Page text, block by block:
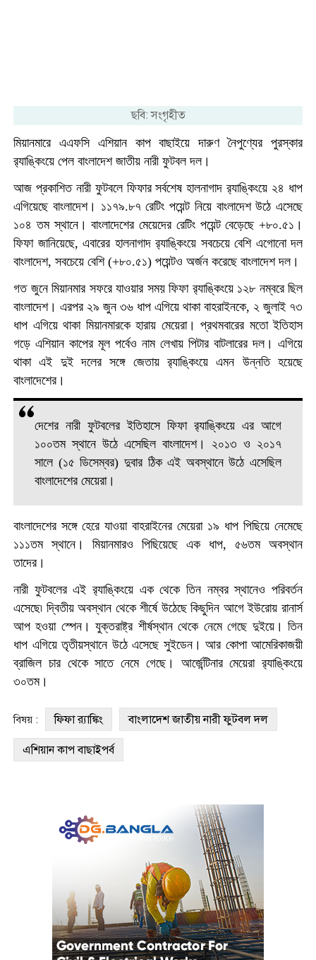
ছবি: সংগৃহীত
মিয়ানমারে এএফসি এশিয়ান কাপ বাছাইয়ে দারুণ নৈপুণ্যের পুরস্কার
র‍্যাঙ্কিংয়ে পেল বাংলাদেশ জাতীয় নারী ফুটবল দল।
আজ প্রকাশিত নারী ফুটবলে ফিফার সর্বশেষ হালনাগাদ র‍্যাঙ্কিংয়ে ২৪ ধাপ
এগিয়েছে বাংলাদেশ। ১১৭৯.৮৭ রেটিং পয়েন্ট নিয়ে বাংলাদেশ উঠে এসেছে
১০৪ তম স্থানে। বাংলাদেশের মেয়েদের রেটিং পয়েন্ট বেড়েছে ‍+৮০.৫১।
ফিফা জানিয়েছে, এবারের হালনাগাদ র‌্যাঙ্কিংয়ে সবচেয়ে বেশি এগোনো দল
বাংলাদেশ, সবচেয়ে বেশি (‍+৮০.৫১) পয়েন্টও অর্জন করেছে বাংলাদেশ দল।
গত জুনে মিয়ানমার সফরে যাওয়ার সময় ফিফা র‍্যাঙ্কিংয়ে ১২৮ নম্বরে ছিল
বাংলাদেশ। এরপর ২৯ জুন ৩৬ ধাপ এগিয়ে থাকা বাহরাইনকে, ২ জুলাই ৭৩
ধাপ এগিয়ে থাকা মিয়ানমারকে হারায় মেয়েরা। প্রথমবারের মতো ইতিহাস
গড়ে এশিয়ান কাপের মূল পর্বেও নাম লেখায় পিটার বাটলারের দল। এগিয়ে
থাকা এই দুই দলের সঙ্গে জেতায় র‌্যাঙ্কিংয়ে এমন উন্নতি হয়েছে
বাংলাদেশের।
দেশের নারী ফুটবলের ইতিহাসে ফিফা র‌্যাঙ্কিংয়ে এর আগে
১০০তম স্থানে উঠে এসেছিল বাংলাদেশ। ২০১৩ ও ২০১৭
সালে (১৫ ডিসেম্বর) দুবার ঠিক এই অবস্থানে উঠে এসেছিল
বাংলাদেশের মেয়েরা।
বাংলাদেশের সঙ্গে হেরে যাওয়া বাহরাইনের মেয়েরা ১৯ ধাপ পিছিয়ে নেমেছে
১১১তম স্থানে। মিয়ানমারও পিছিয়েছে এক ধাপ, ৫৬তম অবস্থান
তাদের।
নারী ফুটবলের এই র‍্যাঙ্কিংয়ে এক থেকে তিন নম্বর স্থানেও পরিবর্তন
এসেছে৷ দ্বিতীয় অবস্থান থেকে শীর্ষে উঠেছে কিছুদিন আগে ইউরোয় রানার্স
আপ হওয়া স্পেন। যুক্তরাষ্ট্র শীর্ষস্থান থেকে নেমে গেছে দুইয়ে। তিন
ধাপ এগিয়ে তৃতীয়স্থানে উঠে এসেছে সুইডেন। আর কোপা আমেরিকাজয়ী
ব্রাজিল চার থেকে সাতে নেমে গেছে। আর্জেন্টিনার মেয়েরা র‌্যাঙ্কিংয়ে
৩০তম।
বিষয় : ফিফা র‍্যাঙ্কিং বাংলাদেশ জাতীয় নারী ফুটবল দল
এশিয়ান কাপ বাছাইপর্ব